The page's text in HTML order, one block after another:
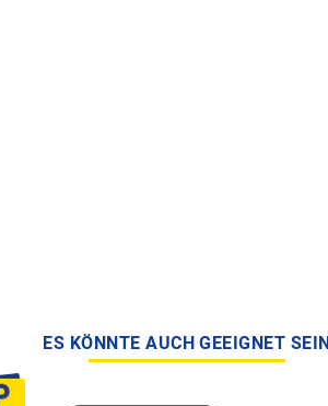
ES KÖNNTE AUCH GEEIGNET SEIN